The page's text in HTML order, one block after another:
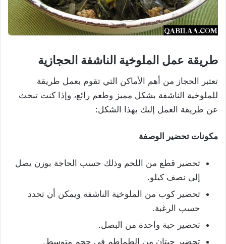
طريقة عمل الملوخية الناشفة الحجازية
تعتبر الحجاز من أهم الأماكن التي تقوم بعمل طريقة
للملوخية الناشفة بشكل مميز وطعم رائع، وإذا كنت تبحث
عن طريقة العمل إليك بهذا الشكل:
مكونات تحضير الوصفة
تحضير قطع من اللحم وذلك حسب الحاجة بوزن يصل
إلى نصف كيلو.
تحضير كوب من الملوخية الناشفة ويمكن أن تحدد
حسب الرغبة.
تحضير حبة واحدة من البصل.
تحضير حبتان من الطماطم في حجم متوسط.